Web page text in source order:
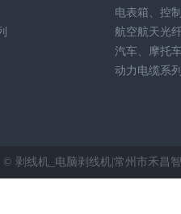
电表箱、控
航空航天光
汽车、摩托
动力电缆系
© 剥线机_电脑剥线机|常州市禾昌